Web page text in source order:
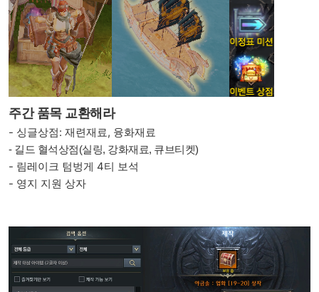
주간 품목 교환해라
- 싱글상점: 재련재료, 융화재료
- 길드 혈석상점(실링, 강화재료, 큐브티켓)
- 림레이크 텀벙게 4티 보석
- 영지 지원 상자